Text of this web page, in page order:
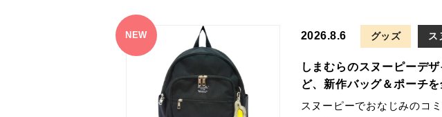
NEW 2026.8.6 グッズ ス
しまむらのスヌーピーデ
ど、新作バッグ＆ポーチ
スヌーピーでおなじみのコ